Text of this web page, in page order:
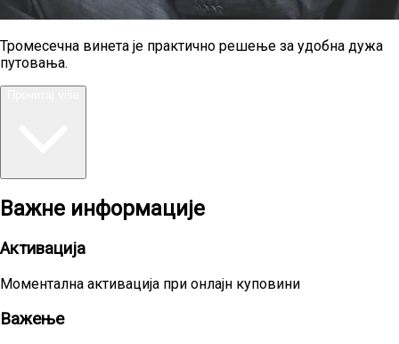
Тромесечна винета је практично решење за удобна дужа
путовања.
Важне информације
Активација
Моментална активација при онлајн куповини
Важење